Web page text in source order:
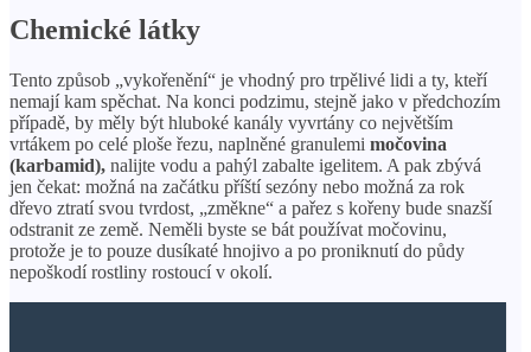
Chemické látky
Tento způsob „vykořenění“ je vhodný pro trpělivé lidi a ty, kteří
nemají kam spěchat. Na konci podzimu, stejně jako v předchozím
případě, by měly být hluboké kanály vyvrtány co největším
vrtákem po celé ploše řezu, naplněné granulemi močovina
(karbamid), nalijte vodu a pahýl zabalte igelitem. A pak zbývá
jen čekat: možná na začátku příští sezóny nebo možná za rok
dřevo ztratí svou tvrdost, „změkne“ a pařez s kořeny bude snazší
odstranit ze země. Neměli byste se bát používat močovinu,
protože je to pouze dusíkaté hnojivo a po proniknutí do půdy
nepoškodí rostliny rostoucí v okolí.